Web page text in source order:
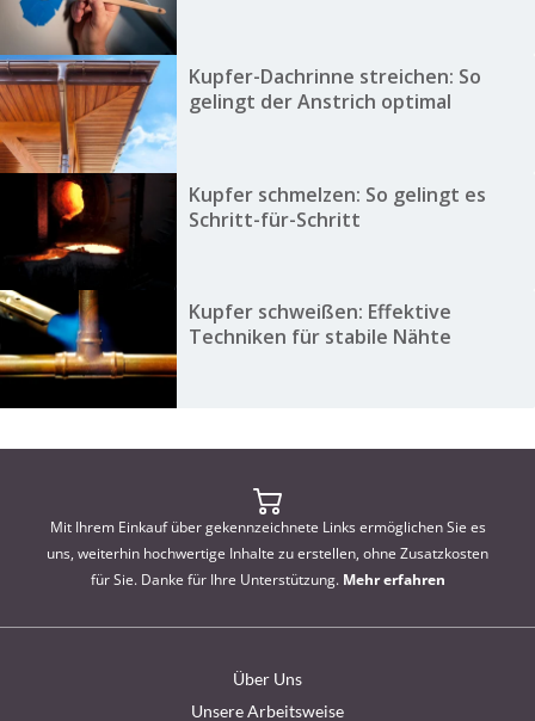
Kupfer-Dachrinne streichen: So
gelingt der Anstrich optimal
Kupfer schmelzen: So gelingt es
Schritt-für-Schritt
Kupfer schweißen: Effektive
Techniken für stabile Nähte
Mit Ihrem Einkauf über gekennzeichnete Links ermöglichen Sie es
uns, weiterhin hochwertige Inhalte zu erstellen, ohne Zusatzkosten
für Sie. Danke für Ihre Unterstützung. Mehr erfahren
Über Uns
Unsere Arbeitsweise